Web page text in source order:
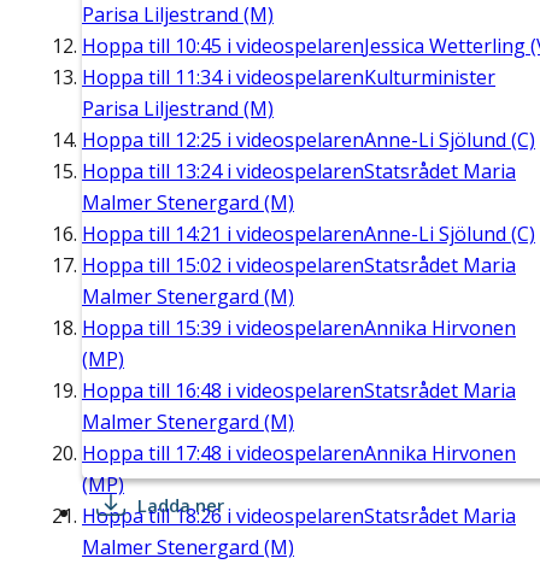
Parisa Liljestrand (M)
Hoppa till 10:45 i videospelarenJessica Wetterling
Hoppa till 11:34i videospelarenKulturminister
Parisa Liljestrand (M)
Hoppa till 12:25 i videospelarenAnne-Li Sjölund (C)
Hoppa till 13:24i videospelarenStatsrådet Maria
Malmer Stenergard (M)
Hoppa till 14:21 i videospelarenAnne-Li Sjölund (C)
Hoppa till 15:02 i videospelarenStatsrådet Maria
Malmer Stenergard (M)
Hoppa till 15:39 i videospelarenAnnika Hirvonen
(MP)
Hoppa till 16:48 i videospelarenStatsrådet Maria
Malmer Stenergard (M)
Hoppa till 17:48 i videospelarenAnnika Hirvonen
(MP)
Hoppa till18:26 i videospelarenStatsrådet Maria
Malmer Stenergard (M)
Ladda ner